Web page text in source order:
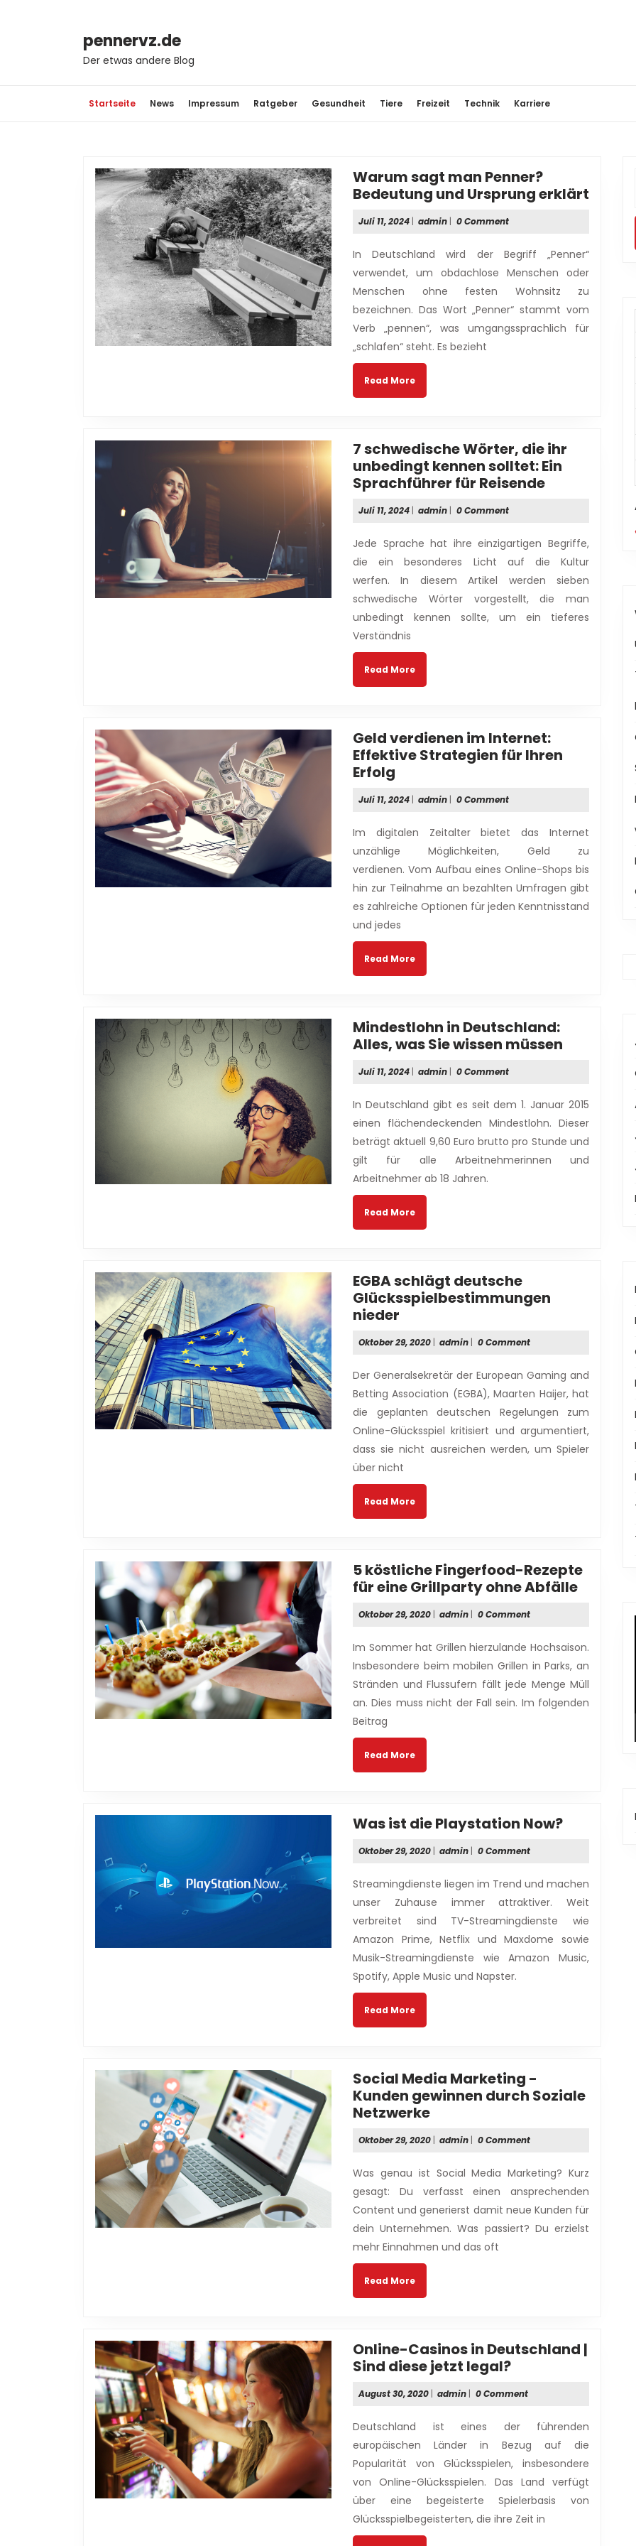
pennervz.de
Der etwas andere Blog
Startseite News Impressum Ratgeber Gesundheit Tiere Freizeit Technik Karriere
Warum sagt man Penner?
Bedeutung und Ursprung erklärt
Penner?
Juli 11, 2024Juli
| adminadmin
| 0 Comment
In Deutschland wird der Begriff „Penner“
verwendet, um obdachlose Menschen oder
Menschen ohne festen Wohnsitz zu
bezeichnen. Das Wort „Penner“ stammt vom
Verb „pennen“, was umgangssprachlich für
„schlafen“ steht. Es bezieht
Read MoreRead
7 schwedische Wörter, die ihr
unbedingt kennen solltet: Ein
Sprachführer für Reisende7
ihr
unbedingt
kennen
solltet:
Ein
Juli 11, 2024Juli
| adminadmin
| 0 Comment
Jede Sprache hat ihre einzigartigen Begriffe,
die ein besonderes Licht auf die Kultur
werfen. In diesem Artikel werden sieben
schwedische Wörter vorgestellt, die man
unbedingt kennen sollte, um ein tieferes
Verständnis
Read MoreRead
Geld verdienen im Internet:
Effektive Strategien für Ihren
Erfolg
im
Effektive
Strategien
für
Ihren
Erfolg
Juli 11, 2024Juli
| adminadmin
| 0 Comment
Im digitalen Zeitalter bietet das Internet
unzählige Möglichkeiten, Geld zu
verdienen. Vom Aufbau eines Online-Shops bis
hin zur Teilnahme an bezahlten Umfragen gibt
es zahlreiche Optionen für jeden Kenntnisstand
und jedes
Read MoreRead
Mindestlohn in Deutschland:
Alles, was Sie wissen müssen
was
Sie
wissen
müssen
Juli 11, 2024Juli
| adminadmin
| 0 Comment
In Deutschland gibt es seit dem 1. Januar 2015
einen flächendeckenden Mindestlohn. Dieser
beträgt aktuell 9,60 Euro brutto pro Stunde und
gilt für alle Arbeitnehmerinnen und
Arbeitnehmer ab 18 Jahren.
Read MoreRead
EGBA schlägt deutsche
Glücksspielbestimmungen
nieder
deutsche
nieder
Oktober 29, 2020Oktober
| adminadmin
| 0 Comment
Der Generalsekretär der European Gaming and
Betting Association (EGBA), Maarten Haijer, hat
die geplanten deutschen Regelungen zum
Online-Glücksspiel kritisiert und argumentiert,
dass sie nicht ausreichen werden, um Spieler
über nicht
Read MoreRead
5 köstliche Fingerfood-Rezepte
für eine Grillparty ohne Abfälle5
für
eine
ohne
Oktober 29, 2020Oktober
| adminadmin
| 0 Comment
Im Sommer hat Grillen hierzulande Hochsaison.
Insbesondere beim mobilen Grillen in Parks, an
Stränden und Flussufern fällt jede Menge Müll
an. Dies muss nicht der Fall sein. Im folgenden
Beitrag
Read MoreRead
Was ist die Playstation Now?Was
Now?
Oktober 29, 2020Oktober
| adminadmin
| 0 Comment
Streamingdienste liegen im Trend und machen
unser Zuhause immer attraktiver. Weit
verbreitet sind TV-Streamingdienste wie
Amazon Prime, Netflix und Maxdome sowie
Musik-Streamingdienste wie Amazon Music,
Spotify, Apple Music und Napster.
Read MoreRead
Social Media Marketing -
Kunden gewinnen durch Soziale
NetzwerkeSocial
Marketing
Kunden
gewinnen
durch
Soziale
Netzwerke
Oktober 29, 2020Oktober
| adminadmin
| 0 Comment
Was genau ist Social Media Marketing? Kurz
gesagt: Du verfasst einen ansprechenden
Content und generierst damit neue Kunden für
dein Unternehmen. Was passiert? Du erzielst
mehr Einnahmen und das oft
Read MoreRead
Online-Casinos in Deutschland |
Sind diese jetzt legal?Online-
in
|
Sind
diese
jetzt
legal?
August 30, 2020August
| adminadmin
| 0 Comment
Deutschland ist eines der führenden
europäischen Länder in Bezug auf die
Popularität von Glücksspielen, insbesondere
von Online-Glücksspielen. Das Land verfügt
über eine begeisterte Spielerbasis von
Glücksspielbegeisterten, die ihre Zeit in